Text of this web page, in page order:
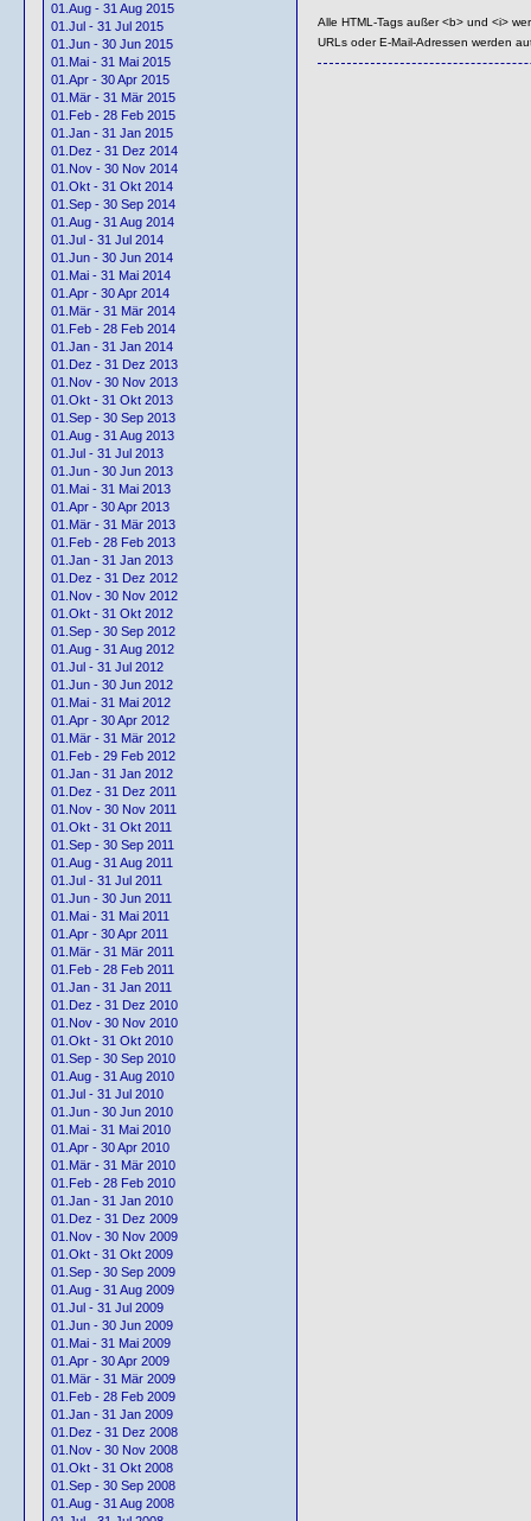
01.Aug - 31 Aug 2015
01.Jul - 31 Jul 2015
01.Jun - 30 Jun 2015
01.Mai - 31 Mai 2015
01.Apr - 30 Apr 2015
01.Mär - 31 Mär 2015
01.Feb - 28 Feb 2015
01.Jan - 31 Jan 2015
01.Dez - 31 Dez 2014
01.Nov - 30 Nov 2014
01.Okt - 31 Okt 2014
01.Sep - 30 Sep 2014
01.Aug - 31 Aug 2014
01.Jul - 31 Jul 2014
01.Jun - 30 Jun 2014
01.Mai - 31 Mai 2014
01.Apr - 30 Apr 2014
01.Mär - 31 Mär 2014
01.Feb - 28 Feb 2014
01.Jan - 31 Jan 2014
01.Dez - 31 Dez 2013
01.Nov - 30 Nov 2013
01.Okt - 31 Okt 2013
01.Sep - 30 Sep 2013
01.Aug - 31 Aug 2013
01.Jul - 31 Jul 2013
01.Jun - 30 Jun 2013
01.Mai - 31 Mai 2013
01.Apr - 30 Apr 2013
01.Mär - 31 Mär 2013
01.Feb - 28 Feb 2013
01.Jan - 31 Jan 2013
01.Dez - 31 Dez 2012
01.Nov - 30 Nov 2012
01.Okt - 31 Okt 2012
01.Sep - 30 Sep 2012
01.Aug - 31 Aug 2012
01.Jul - 31 Jul 2012
01.Jun - 30 Jun 2012
01.Mai - 31 Mai 2012
01.Apr - 30 Apr 2012
01.Mär - 31 Mär 2012
01.Feb - 29 Feb 2012
01.Jan - 31 Jan 2012
01.Dez - 31 Dez 2011
01.Nov - 30 Nov 2011
01.Okt - 31 Okt 2011
01.Sep - 30 Sep 2011
01.Aug - 31 Aug 2011
01.Jul - 31 Jul 2011
01.Jun - 30 Jun 2011
01.Mai - 31 Mai 2011
01.Apr - 30 Apr 2011
01.Mär - 31 Mär 2011
01.Feb - 28 Feb 2011
01.Jan - 31 Jan 2011
01.Dez - 31 Dez 2010
01.Nov - 30 Nov 2010
01.Okt - 31 Okt 2010
01.Sep - 30 Sep 2010
01.Aug - 31 Aug 2010
01.Jul - 31 Jul 2010
01.Jun - 30 Jun 2010
01.Mai - 31 Mai 2010
01.Apr - 30 Apr 2010
01.Mär - 31 Mär 2010
01.Feb - 28 Feb 2010
01.Jan - 31 Jan 2010
01.Dez - 31 Dez 2009
01.Nov - 30 Nov 2009
01.Okt - 31 Okt 2009
01.Sep - 30 Sep 2009
01.Aug - 31 Aug 2009
01.Jul - 31 Jul 2009
01.Jun - 30 Jun 2009
01.Mai - 31 Mai 2009
01.Apr - 30 Apr 2009
01.Mär - 31 Mär 2009
01.Feb - 28 Feb 2009
01.Jan - 31 Jan 2009
01.Dez - 31 Dez 2008
01.Nov - 30 Nov 2008
01.Okt - 31 Okt 2008
01.Sep - 30 Sep 2008
01.Aug - 31 Aug 2008
Alle HTML-Tags außer <b> und <i>
URLs oder E-Mail-Adressen werden